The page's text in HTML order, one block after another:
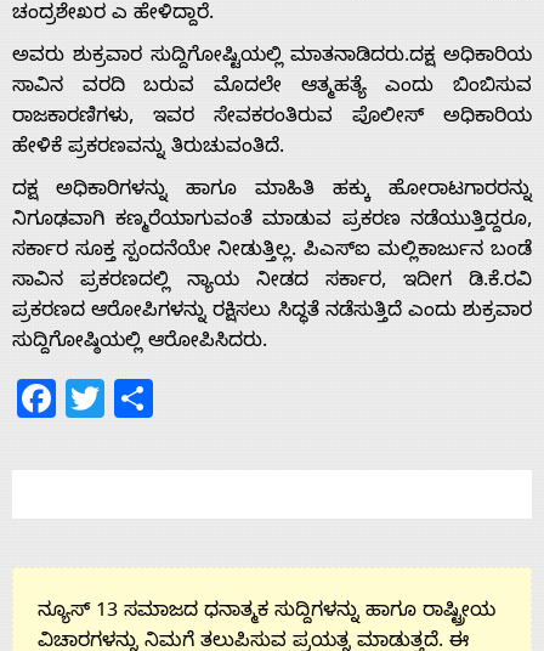
Home
About
Us
ಚಂದ್ರಶೇಖರ ಎ ಹೇಳಿದ್ದಾರೆ.
ಅವರು ಶುಕ್ರವಾರ ಸುದ್ದಿಗೋಷ್ಟಿಯಲ್ಲಿ ಮಾತನಾಡಿದರು.ದಕ್ಷ ಅಧಿಕಾರಿಯ
ಸಾವಿನ ವರದಿ ಬರುವ ಮೊದಲೇ ಆತ್ಮಹತ್ಯೆ ಎಂದು ಬಿಂಬಿಸುವ
ರಾಜಕಾರಣಿಗಳು, ಇವರ ಸೇವಕರಂತಿರುವ ಪೊಲೀಸ್ ಅಧಿಕಾರಿಯ
ಹೇಳಿಕೆ ಪ್ರಕರಣವನ್ನು ತಿರುಚುವಂತಿದೆ.
ದಕ್ಷ ಅಧಿಕಾರಿಗಳನ್ನು ಹಾಗೂ ಮಾಹಿತಿ ಹಕ್ಕು ಹೋರಾಟಗಾರರನ್ನು
ನಿಗೂಢವಾಗಿ ಕಣ್ಮರೆಯಾಗುವಂತೆ ಮಾಡುವ ಪ್ರಕರಣ ನಡೆಯುತ್ತಿದ್ದರೂ,
ಸರ್ಕಾರ ಸೂಕ್ತ ಸ್ಪಂದನೆಯೇ ನೀಡುತ್ತಿಲ್ಲ. ಪಿಎಸ್‌ಐ ಮಲ್ಲಿಕಾರ್ಜುನ ಬಂಡೆ
ಸಾವಿನ ಪ್ರಕರಣದಲ್ಲಿ ನ್ಯಾಯ ನೀಡದ ಸರ್ಕಾರ, ಇದೀಗ ಡಿ.ಕೆ.ರವಿ
ಪ್ರಕರಣದ ಆರೋಪಿಗಳನ್ನು ರಕ್ಷಿಸಲು ಸಿದ್ಧತೆ ನಡೆಸುತ್ತಿದೆ ಎಂದು ಶುಕ್ರವಾರ
ಸುದ್ದಿಗೋಷ್ಠಿಯಲ್ಲಿ ಆರೋಪಿಸಿದರು.
Facebook
Twitter
ನ್ಯೂಸ್ 13 ಸಮಾಜದ ಧನಾತ್ಮಕ ಸುದ್ದಿಗಳನ್ನು ಹಾಗೂ ರಾಷ್ಟ್ರೀಯ
ವಿಚಾರಗಳನ್ನು ನಿಮಗೆ ತಲುಪಿಸುವ ಪ್ರಯತ್ನ ಮಾಡುತ್ತದೆ. ಈ